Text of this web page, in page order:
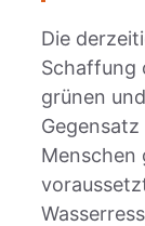
Die
Schaffung
grünen
Menschen